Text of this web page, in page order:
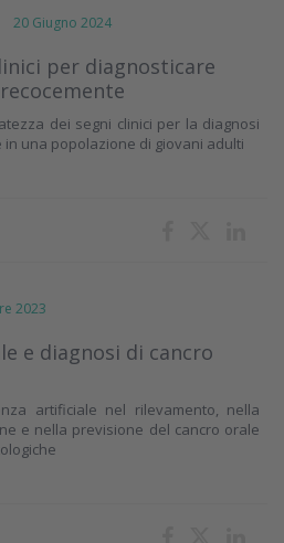
20 Giugno 2024
per diagnosticare
dei segni clinici per la diagnosi
una popolazione di giovani adulti
2023
e diagnosi di cancro
artificiale nel rilevamento, nella
e nella previsione del cancro orale